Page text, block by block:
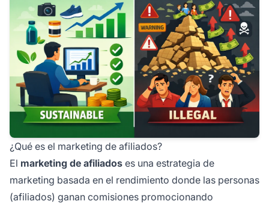
¿Qué es el marketing de afiliados?
El marketing de afiliados es una estrategia de
marketing basada en el rendimiento donde las personas
(afiliados) ganan comisiones promocionando